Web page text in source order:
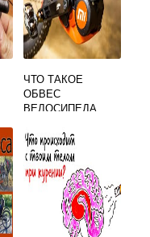
ЧТО ТАКОЕ
ОБВЕС
ВЕЛОСИПЕДА